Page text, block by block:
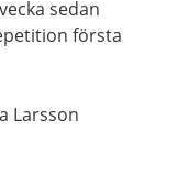
sedan
första
Larsson